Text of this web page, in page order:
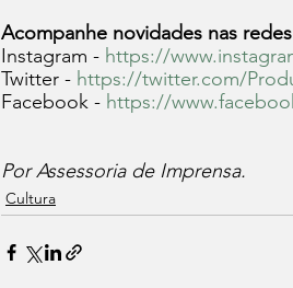
Acompanhe novidades nas
Instagram - https://
Twitter - https://twitter.com/
Facebook - https://
Por Assessoria de Imprensa.
Cultura